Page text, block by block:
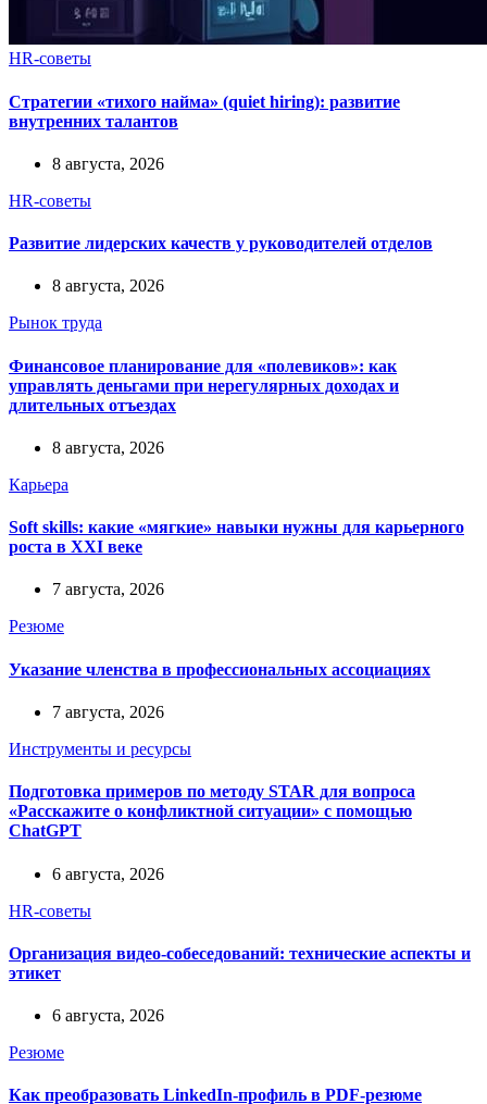
HR-советы
Стратегии «тихого найма» (quiet hiring): развитие
внутренних талантов
8 августа, 2026
HR-советы
Развитие лидерских качеств у руководителей отделов
8 августа, 2026
Рынок труда
Финансовое планирование для «полевиков»: как
управлять деньгами при нерегулярных доходах и
длительных отъездах
8 августа, 2026
Карьера
Soft skills: какие «мягкие» навыки нужны для карьерного
роста в XXI веке
7 августа, 2026
Резюме
Указание членства в профессиональных ассоциациях
7 августа, 2026
Инструменты и ресурсы
Подготовка примеров по методу STAR для вопроса
«Расскажите о конфликтной ситуации» с помощью
ChatGPT
6 августа, 2026
HR-советы
Организация видео-собеседований: технические аспекты и
этикет
6 августа, 2026
Резюме
Как преобразовать LinkedIn-профиль в PDF-резюме